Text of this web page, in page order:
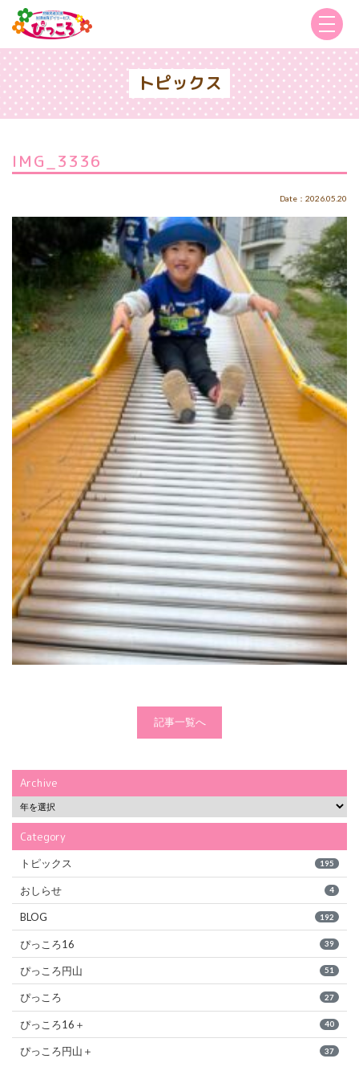
トピックス
IMG_3336
Date：2026.05.20
記事一覧へ
Archive
Category
トピックス 195
おしらせ 4
BLOG 192
ぴっころ16 39
ぴっころ円山 51
ぴっころ 27
ぴっころ16＋ 40
ぴっころ円山＋ 37